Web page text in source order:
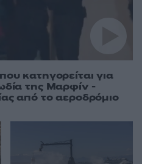
κατηγορείται για
της Μαρφίν -
από το αεροδρόμιο